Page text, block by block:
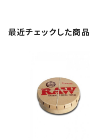
最近チェックした商品